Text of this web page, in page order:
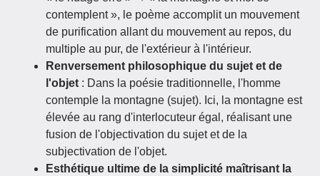
contemplent », le poème accomplit un mouvement
de purification allant du mouvement au repos, du
multiple au pur, de l'extérieur à l'intérieur.
Renversement philosophique du sujet et de
l'objet : Dans la poésie traditionnelle, l'homme
contemple la montagne (sujet). Ici, la montagne est
élevée au rang d'interlocuteur égal, réalisant une
fusion de l'objectivation du sujet et de la
subjectivation de l'objet.
Esthétique ultime de la simplicité maîtrisant la